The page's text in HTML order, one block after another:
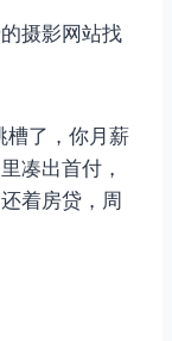
摄影网站找
槽了，你月薪
凑出首付，
着房贷，周